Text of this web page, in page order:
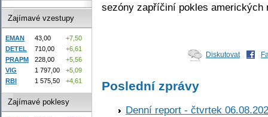
sezóny zapříčiní pokles amerických
Diskutovat
Poslední zprávy
Denní report - čtvrtek
Zajímavé vzestupy
EMAN 43,00
+7,50
DETEL
710,00
+6,61
PRAPM
228,00
+5,56
VIG
1 797,00
+5,09
RBI
1 575,50 +4,61
Zajímavé poklesy